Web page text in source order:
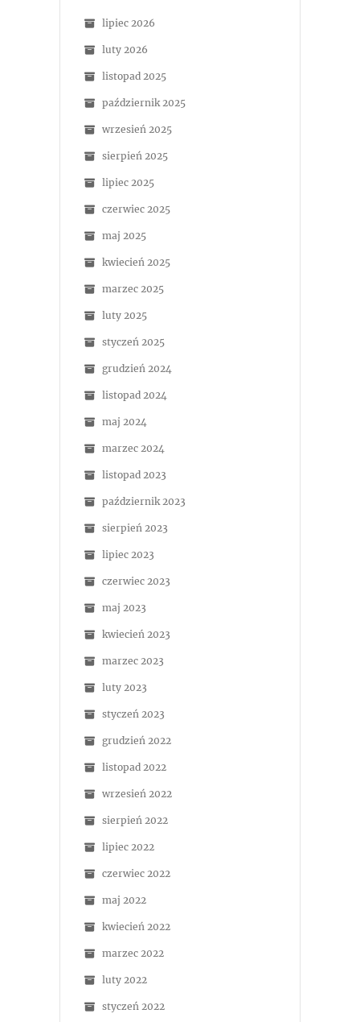
lipiec 2026
luty 2026
listopad 2025
październik 2025
wrzesień 2025
sierpień 2025
lipiec 2025
czerwiec 2025
maj 2025
kwiecień 2025
marzec 2025
luty 2025
styczeń 2025
grudzień 2024
listopad 2024
maj 2024
marzec 2024
listopad 2023
październik 2023
sierpień 2023
lipiec 2023
czerwiec 2023
maj 2023
kwiecień 2023
marzec 2023
luty 2023
styczeń 2023
grudzień 2022
listopad 2022
wrzesień 2022
sierpień 2022
lipiec 2022
czerwiec 2022
maj 2022
kwiecień 2022
marzec 2022
luty 2022
styczeń 2022